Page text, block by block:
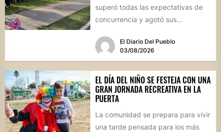
superó todas las expectativas de
concurrencia y agotó sus
marco, el...El Diario Del Pueblo
03/08/2026
EL DÍA DEL NIÑO SE FESTEJA CON UNA
GRAN JORNADA RECREATIVA EN LA
PUERTA
La comunidad se prepara para vivir
una tarde pensada para los más